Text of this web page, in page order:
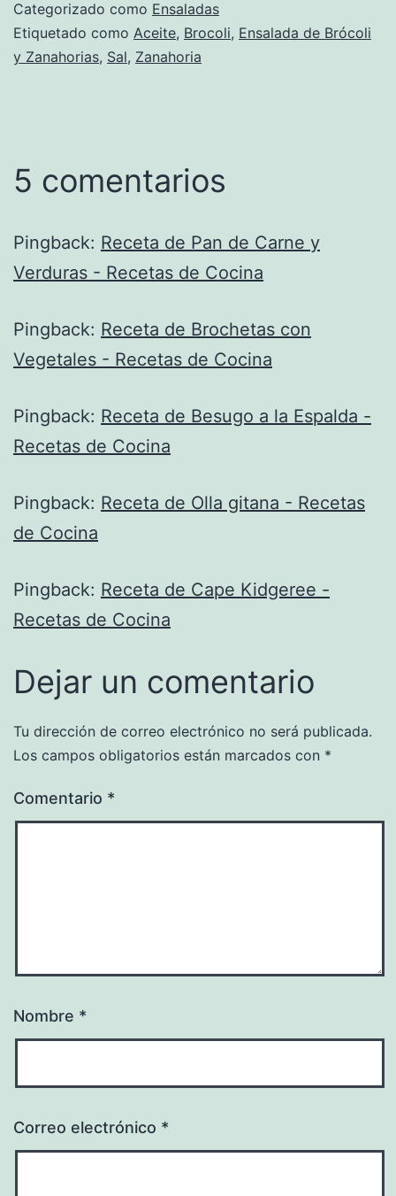
Categorizado como Ensaladas
Etiquetado como Aceite, Brocoli, Ensalada de Brócoli
y Zanahorias, Sal, Zanahoria
5 comentarios
Pingback: Receta de Pan de Carne y
Verduras - Recetas de Cocina
Pingback: Receta de Brochetas con
Vegetales - Recetas de Cocina
Pingback: Receta de Besugo a la Espalda -
Recetas de Cocina
Pingback: Receta de Olla gitana - Recetas
de Cocina
Pingback: Receta de Cape Kidgeree -
Recetas de Cocina
Dejar un comentario
Tu dirección de correo electrónico no será publicada.
Los campos obligatorios están marcados con *
Comentario *
Nombre *
Correo electrónico *